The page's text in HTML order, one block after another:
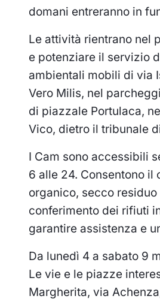
domani entreranno in
Le attività rientrano nel
e potenziare il servizio
ambientali mobili di via
Vero Milis, nel
di piazzale Portulaca,
Vico, dietro il tribunale
I Cam sono accessibili
6 alle 24. Consentono
organico, secco
conferimento dei rifiuti
garantire assistenza e
Da lunedì 4 a sabato 9
Le vie e le piazze
Margherita, via